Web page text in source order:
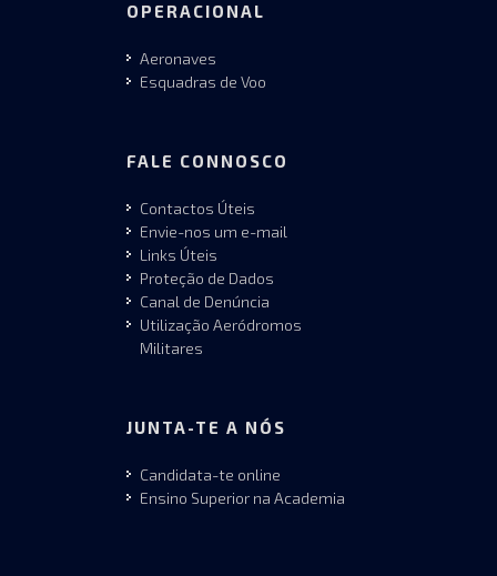
OPERACIONAL
Aeronaves
Esquadras de Voo
FALE CONNOSCO
Contactos Úteis
Envie-nos um e-mail
Links Úteis
Proteção de Dados
Canal de Denúncia
Utilização Aeródromos
Militares
JUNTA-TE A NÓS
Candidata-te online
Ensino Superior na Academia